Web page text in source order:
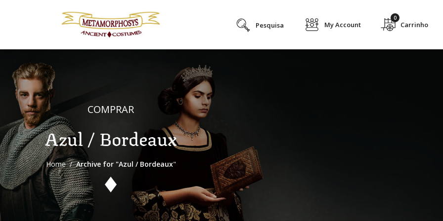
My Account
0
COMPRAR
Azul / Bordeaux
Home/Archive for "Azul / Bordeaux"